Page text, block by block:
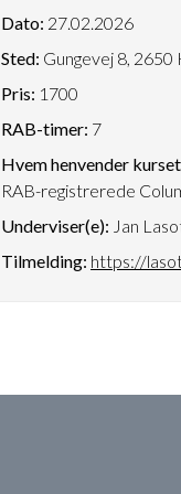
Dato: 27.02.2026
Sted: Gungevej 8,
Pris: 1700
RAB-timer: 7
Hvem henvender
RAB-registrerede
Underviser(e): Jan
Tilmelding: https://